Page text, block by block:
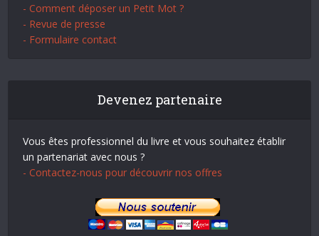
- Comment déposer un Petit Mot ?
- Revue de presse
- Formulaire contact
Devenez partenaire
Vous êtes professionnel du livre et vous souhaitez établir
un partenariat avec nous ?
- Contactez-nous pour découvrir nos offres